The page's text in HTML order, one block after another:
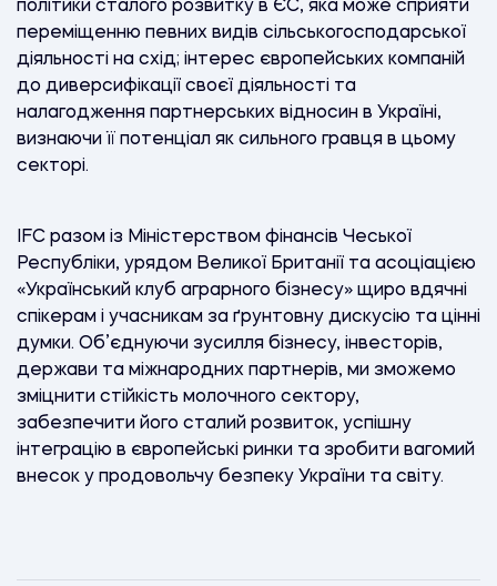
політики сталого розвитку в ЄС, яка може сприяти
переміщенню певних видів сільськогосподарської
діяльності на схід; інтерес європейських компаній
до диверсифікації своєї діяльності та
налагодження партнерських відносин в Україні,
визнаючи її потенціал як сильного гравця в цьому
секторі.
IFC разом із Міністерством фінансів Чеської
Республіки, урядом Великої Британії та асоціацією
«Український клуб аграрного бізнесу» щиро вдячні
спікерам і учасникам за ґрунтовну дискусію та цінні
думки. Об’єднуючи зусилля бізнесу, інвесторів,
держави та міжнародних партнерів, ми зможемо
зміцнити стійкість молочного сектору,
забезпечити його сталий розвиток, успішну
інтеграцію в європейські ринки та зробити вагомий
внесок у продовольчу безпеку України та світу.